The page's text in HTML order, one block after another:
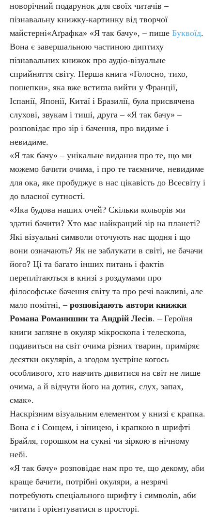
новорічний подарунок для своїх читачів –
пізнавальну книжку-картинку від творчої
майстерні«Аґрафка» «Я так бачу», – пише Буквоїд.
Вона є завершальною частиною диптиху
пізнавальних книжок про аудіо-візуальне
сприйняття світу. Перша книга «Голосно, тихо,
пошепки», яка вже встигла вийти у Франції,
Іспанії, Японії, Китаї і Бразилії, була присвячена
слухові, звукам і тиші, друга – «Я так бачу» –
розповідає про зір і бачення, про видиме і
невидиме.
«Я так бачу» – унікальне видання про те, що ми
можемо бачити очима, і про те таємниче, невидиме
для ока, яке пробуджує в нас цікавість до Всесвіту і
до власної сутності.
«Яка будова наших очей? Скільки кольорів ми
здатні бачити? Хто має найкращий зір на планеті?
Які візуальні символи оточують нас щодня і що
вони означають? Як не заблукати в світі, не бачачи
його? Ці та багато інших питань і фактів
переплітаються в книзі з роздумами про
філософське бачення світу та про речі важливі, але
мало помітні, – розповідають автори книжки
Романа Романишин та Андрій Лесів. – Героїня
книги загляне в окуляр мікроскопа і телескопа,
подивиться на світ очима різних тварин, приміряє
десятки окулярів, а згодом зустріне когось
особливого, хто навчить дивитися на світ не лише
очима, а й відчути його на дотик, слух, запах,
смак».
Наскрізним візуальним елементом у книзі є крапка.
Вона є і Сонцем, і зіницею, і крапкою в шрифті
Брайля, горошком на сукні чи зіркою в нічному
небі.
«Я так бачу» розповідає нам про те, що декому, аби
краще бачити, потрібні окуляри, а незрячі
потребують спеціального шрифту і символів, аби
читати і орієнтуватися в просторі.